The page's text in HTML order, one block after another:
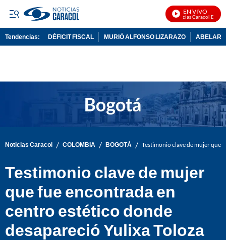
EN VIVO
Noticias Caracol En Vivo
Tendencias: DÉFICIT FISCAL MURIÓ ALFONSO LIZARAZO
Noticias Caracol / COLOMBIA / BOGOTÁ / Testimonio clave de mujer que
Testimonio clave de mujer
que fue encontrada en
centro estético donde
desapareció Yulixa Toloza